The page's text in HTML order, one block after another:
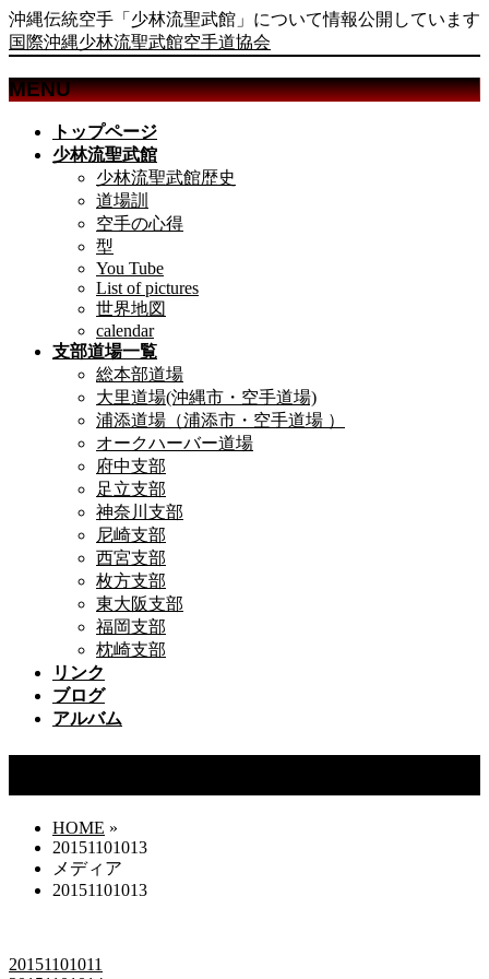
沖縄伝統空手「少林流聖武館」について情報公開しています
国際沖縄少林流聖武館空手道協会
MENU
トップページ
少林流聖武館
少林流聖武館歴史
道場訓
空手の心得
型
You Tube
List of pictures
世界地図
calendar
支部道場一覧
総本部道場
大里道場(沖縄市・空手道場)
浦添道場（浦添市・空手道場 ）
オークハーバー道場
府中支部
足立支部
神奈川支部
尼崎支部
西宮支部
枚方支部
東大阪支部
福岡支部
枕崎支部
リンク
ブログ
アルバム
HOME »
20151101013
メディア
20151101013
20151101011